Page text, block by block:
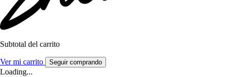
Subtotal del carrito
Ver mi carrito Seguir comprando
Loading...